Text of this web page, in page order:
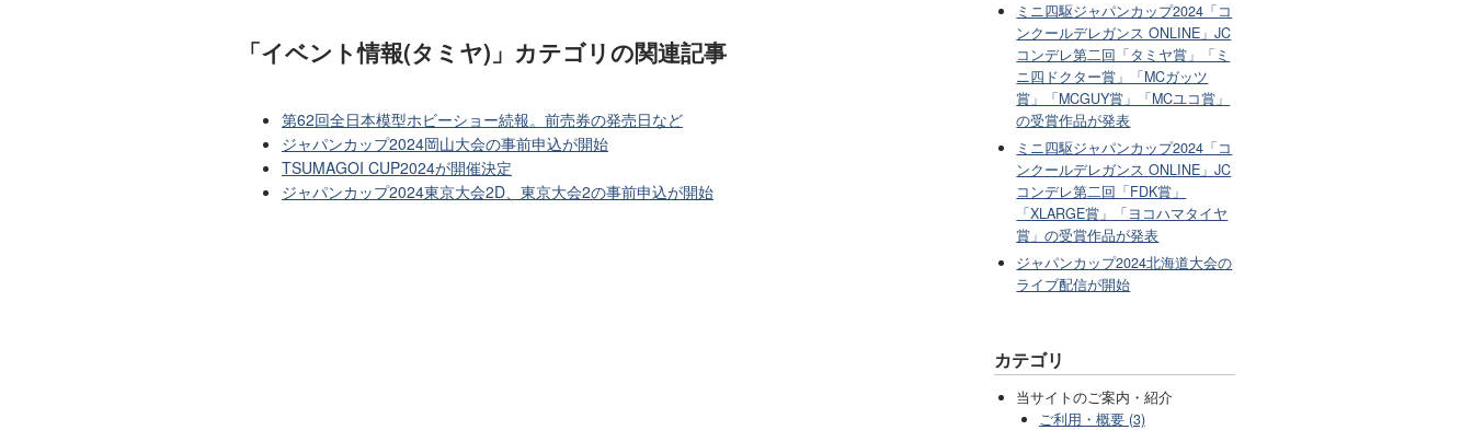
「イベント情報(タミヤ)」カテゴリの関連記事
第62回全日本模型ホビーショー続報。前売券の発売日など
ジャパンカップ2024岡山大会の事前申込が開始
TSUMAGOI CUP2024が開催決定
ジャパンカップ2024東京大会2D、東京大会2の事前申込が開始
ミニ四駆ジャパンカップ2024「コ
ンクールデレガンス ONLINE」JC
コンデレ第二回「タミヤ賞」「ミ
ニ四ドクター賞」「MCガッツ
賞」「MCGUY賞」「MCユコ賞」
の受賞作品が発表
ミニ四駆ジャパンカップ2024「コ
ンクールデレガンス ONLINE」JC
コンデレ第二回「FDK賞」
「XLARGE賞」「ヨコハマタイヤ
賞」の受賞作品が発表
ジャパンカップ2024北海道大会の
ライブ配信が開始
カテゴリ
当サイトのご案内・紹介
ご利用・概要 (3)